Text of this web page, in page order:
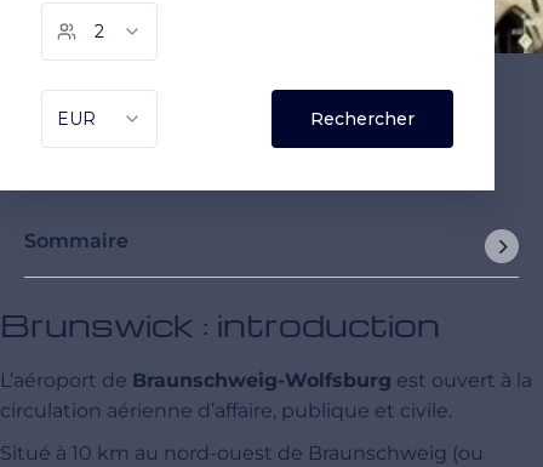
Sommaire
Brunswick : introduction
L’aéroport de Braunschweig-Wolfsburg est ouvert à la
circulation aérienne d’affaire, publique et civile.
Situé à 10 km au nord-ouest de Braunschweig (ou